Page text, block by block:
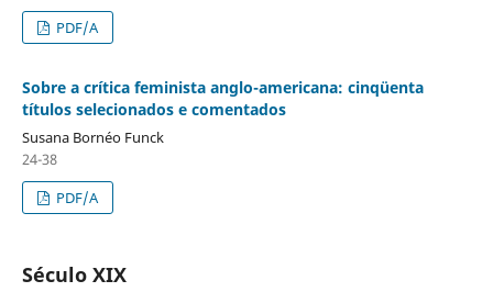
PDF/A
Sobre a crítica feminista anglo-americana: cinqüenta
títulos selecionados e comentados
Susana Bornéo Funck
24-38
PDF/A
Século XIX